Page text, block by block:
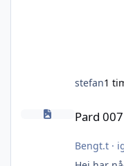
stefan1
Pard 007
Pard 007
Bengt.t·